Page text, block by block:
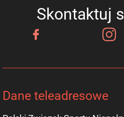
Skontaktuj
Dane teleadresowe